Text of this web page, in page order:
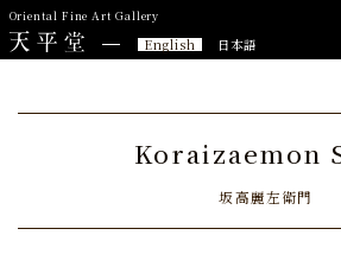
Oriental Fine Art Gallery
English 日本語
Koraizaemon
坂高麗左衛門